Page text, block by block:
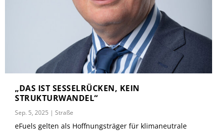
„DAS IST SESSELRÜCKEN, KEIN
STRUKTURWANDEL“
Sep. 5, 2025 |Straße
eFuels gelten als Hoffnungsträger für klimaneutrale